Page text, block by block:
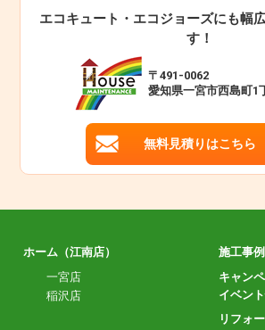
エコキュート・エコジョーズにも幅
す！
〒491-0062
愛知県一宮市西島町1
無料見積りはこちら
ホーム（江南店）
一宮店
稲沢店
施工事例
キャン
イベン
リフォ